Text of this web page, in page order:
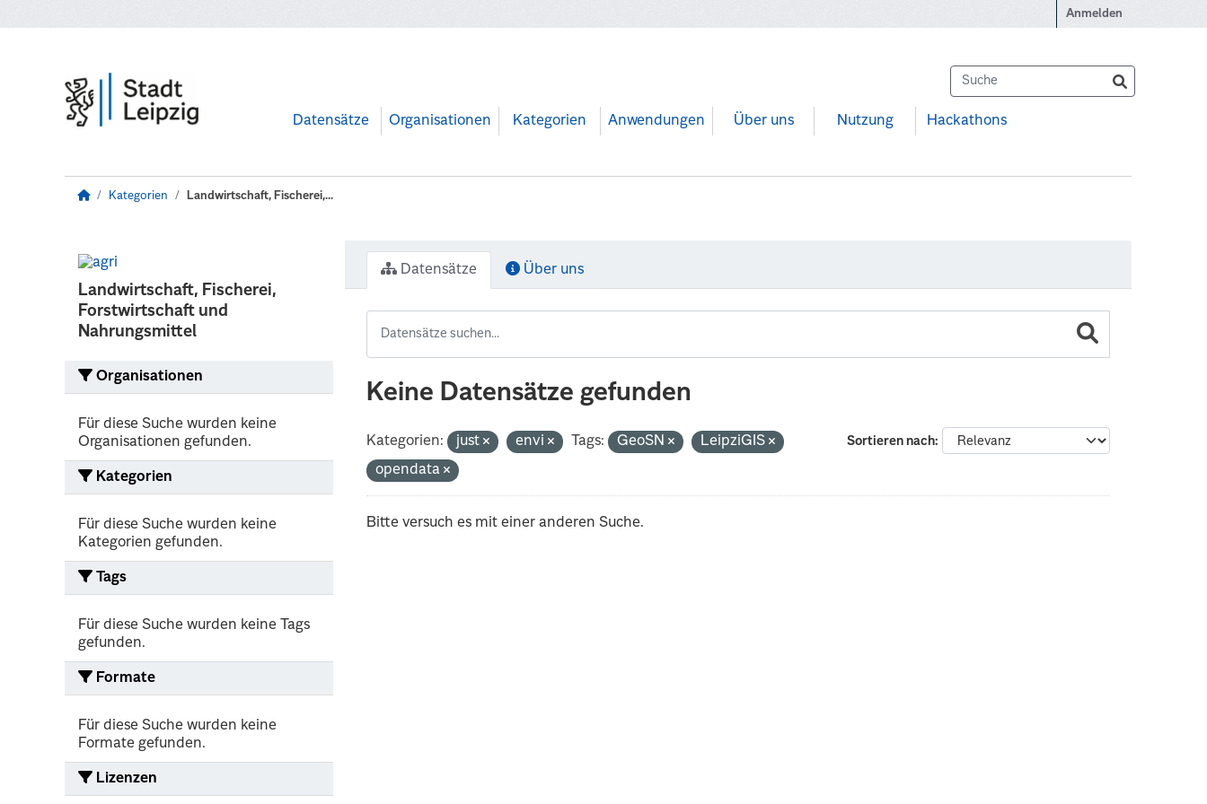
Anmelden
Datensätze Organisationen Kategorien Anwendungen Über uns Nutzung Hackathons
Kategorien Landwirtschaft, Fischerei,...
Landwirtschaft, Fischerei,
Forstwirtschaft und
Nahrungsmittel
Organisationen
Für diese Suche wurden keine
Organisationen gefunden.
Kategorien
Für diese Suche wurden keine
Kategorien gefunden.
Tags
Für diese Suche wurden keine Tags
gefunden.
Formate
Für diese Suche wurden keine
Formate gefunden.
Lizenzen
Datensätze Über uns
Keine Datensätze gefunden
Sortieren nach
Kategorien: just envi Tags: GeoSN
LeipziGIS
opendata
Bitte versuch es mit einer anderen Suche.